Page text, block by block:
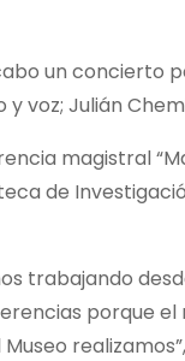
un concierto
y voz; Julián
magistral
de
trabajando
porque